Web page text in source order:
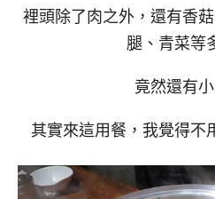
裡頭除了肉之外，還有香
腿、青菜等
竟然還有
其實來這用餐，我覺得不